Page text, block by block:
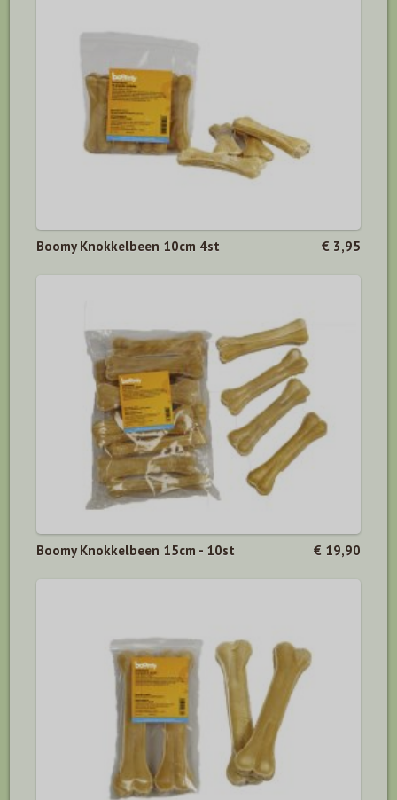
Boomy Knokkelbeen 10cm 4st € 3,95
Boomy Knokkelbeen 15cm - 10st € 19,90